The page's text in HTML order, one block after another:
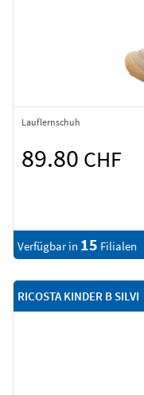
Lauflernschuh
89.80 CHF
Verfügbar in 15 Filialen
RICOSTA KINDER B SILVI